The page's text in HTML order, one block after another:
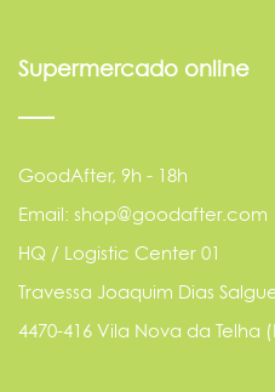
Supermercado online
GoodAfter, 9h - 18h
Email: shop@goodafter.com
HQ / Logistic Center 01
Travessa Joaquim Dias
4470-416 Vila Nova da Telha